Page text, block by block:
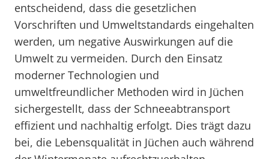
entscheidend, dass die gesetzlichen
Vorschriften und Umweltstandards eingehalten
werden, um negative Auswirkungen auf die
Umwelt zu vermeiden. Durch den Einsatz
moderner Technologien und
umweltfreundlicher Methoden wird in Jüchen
sichergestellt, dass der Schneeabtransport
effizient und nachhaltig erfolgt. Dies trägt dazu
bei, die Lebensqualität in Jüchen auch während